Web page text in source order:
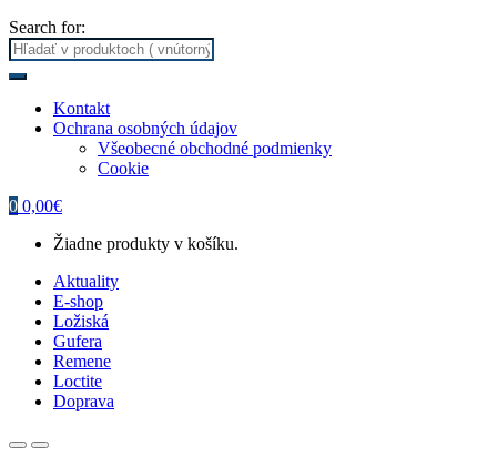
Search for:
Kontakt
Ochrana osobných údajov
Všeobecné obchodné podmienky
Cookie
0 0,00€
Žiadne produkty v košíku.
Aktuality
E-shop
Ložiská
Gufera
Remene
Loctite
Doprava